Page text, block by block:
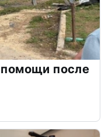
после